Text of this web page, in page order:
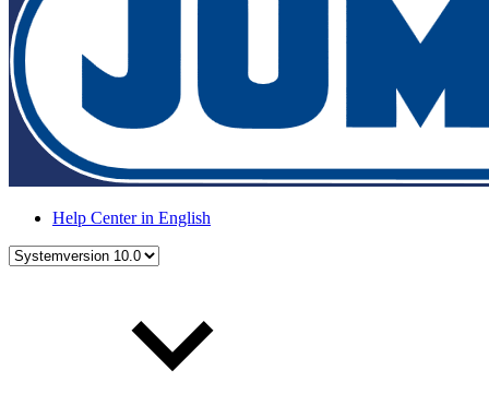
Help Center in English